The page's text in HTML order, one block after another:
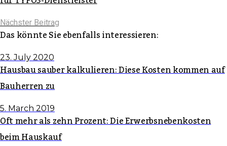
Nächster Beitrag
Das könnte Sie ebenfalls interessieren:
23. July 2020
Hausbau sauber kalkulieren: Diese Kosten kommen auf
Bauherren zu
5. March 2019
Oft mehr als zehn Prozent: Die Erwerbsnebenkosten
beim Hauskauf